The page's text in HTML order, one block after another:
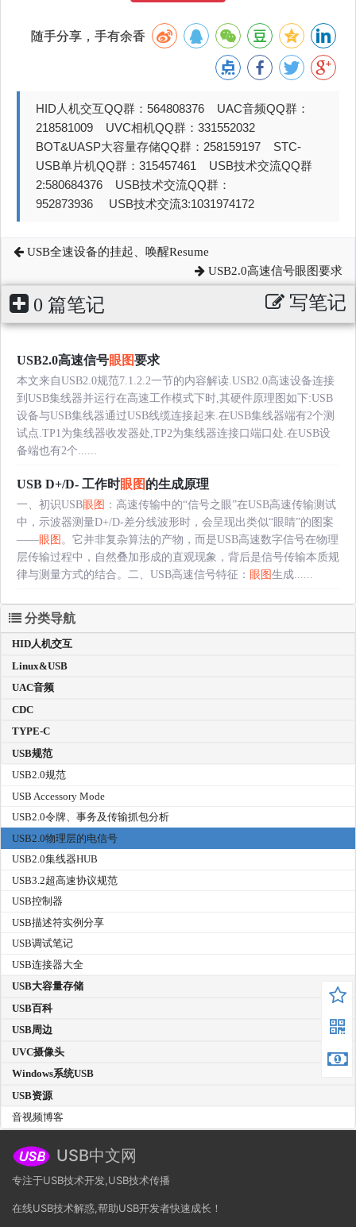
随手分享，手有余香
HID人机交互QQ群：564808376 UAC音频QQ群：
218581009 UVC相机QQ群：331552032
BOT&UASP大容量存储QQ群：258159197 STC-
USB单片机QQ群：315457461 USB技术交流QQ群
2:580684376 USB技术交流QQ群：
952873936 USB技术交流3:1031974172
USB全速设备的挂起、唤醒Resume
USB2.0高速信号眼图要求
0 篇笔记 写笔记
USB2.0高速信号眼图要求
本文来自USB2.0规范7.1.2.2一节的内容解读.USB2.0高速设备连接
到USB集线器并运行在高速工作模式下时,其硬件原理图如下:USB
设备与USB集线器通过USB线缆连接起来.在USB集线器端有2个测
试点.TP1为集线器收发器处,TP2为集线器连接口端口处.在USB设
备端也有2个......
USB D+/D- 工作时眼图的生成原理
一、初识USB眼图 ：高速传输中的“信号之眼”在USB高速传输测试
中，示波器测量D+/D-差分线波形时，会呈现出类似“眼睛”的图案
——眼图 。它并非复杂算法的产物，而是USB高速数字信号在物理
层传输过程中，自然叠加形成的直观现象，背后是信号传输本质规
律与测量方式的结合。二、USB高速信号特征： 眼图 生成......
分类导航
HID人机交互
Linux&USB
UAC音频
CDC
TYPE-C
USB规范
USB2.0规范
USB Accessory Mode
USB2.0令牌、事务及传输抓包分析
USB2.0物理层的电信号
USB2.0集线器HUB
USB3.2超高速协议规范
USB控制器
USB描述符实例分享
USB调试笔记
USB连接器大全
USB大容量存储
USB百科
USB周边
UVC摄像头
Windows系统USB
USB资源
音视频博客
USB中文网
专注于USB技术开发,USB技术传播
在线USB技术解惑,帮助USB开发者快速成长！